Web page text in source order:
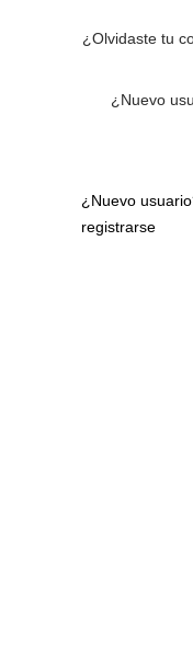
¿Olvidaste tu
¿Nuevo
¿Nuevo
registrarse